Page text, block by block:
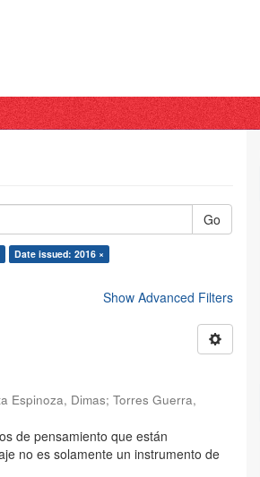
Go
Date issued: 2016 ×
Show Advanced Filters
Espinoza, Dimas;Torres Guerra,
de pensamiento que están
no es solamente un instrumento de